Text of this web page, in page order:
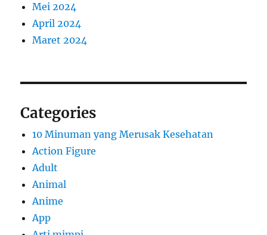
Mei 2024
April 2024
Maret 2024
Categories
10 Minuman yang Merusak Kesehatan
Action Figure
Adult
Animal
Anime
App